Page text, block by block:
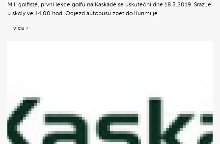
Milí golfisté, první lekce golfu na Kaskádě se uskuteční dne 18.3.2019. Sraz je
u školy ve 14.00 hod. Odjezd autobusu zpět do Kuřimi je...
více ›